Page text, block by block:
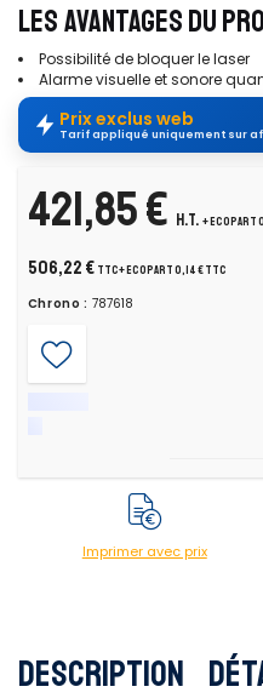
LES AVANTAGES DU
Possibilité de bloquer le laser
Alarme visuelle et sonore
Prix exclus web
Tarif appliqué uniquement sur
421,85 € H.T. + ecopart
506,22 € TTC+ ecopart 0,14 € TTC
Chrono : 787618
Imprimer avec prix
Description